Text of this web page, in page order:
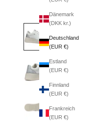
Dänemark
(DKK kr.)
Deutschland
(EUR €)
Estland
(EUR €)
Finnland
(EUR €)
Frankreich
(EUR €)